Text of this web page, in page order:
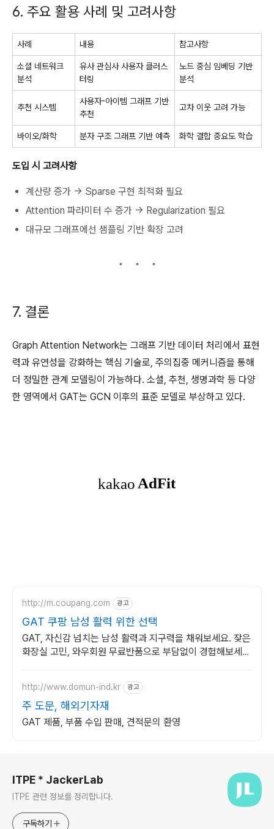
6. 주요 활용 사례 및 고려사항
사례 내용 참고사항
소셜 네트워크
분석
유사 관심사 사용자 클러스
터링
노드 중심 임베딩 기반
분석
추천 시스템
사용자-아이템 그래프 기반
추천
고차 이웃 고려 가능
바이오/화학 분자 구조 그래프 기반 예측 화학 결합 중요도 학습
도입 시 고려사항
계산량 증가 → Sparse 구현 최적화 필요
Attention 파라미터 수 증가 → Regularization 필요
대규모 그래프에선 샘플링 기반 확장 고려
7. 결론
Graph Attention Network는 그래프 기반 데이터 처리에서 표현
력과 유연성을 강화하는 핵심 기술로, 주의집중 메커니즘을 통해
더 정밀한 관계 모델링이 가능하다. 소셜, 추천, 생명과학 등 다양
한 영역에서 GAT는 GCN 이후의 표준 모델로 부상하고 있다.
http://m.coupang.com 광고
GAT 쿠팡 남성 활력 위한 선택
GAT, 자신감 넘치는 남성 활력과 지구력을 채워보세요. 잦은
화장실 고민, 와우회원 무료반품으로 부담없이 경험해보세
http://www.domun-ind.kr 광고
주 도문, 해외기자재
GAT 제품, 부품 수입 판매, 견적문의 환영
ITPE * JackerLab
ITPE 관련 정보를 정리합니다.
구독하기